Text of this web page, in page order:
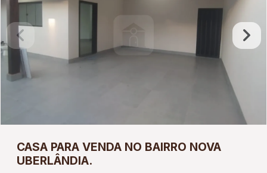
CASA PARA VENDA NO BAIRRO NOVA
UBERLÂNDIA.